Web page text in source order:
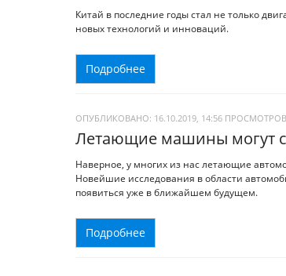
Китай в последние годы стал не только
новых технологий и инноваций.
Подробнее
ОПУБЛИКОВАНО: 16.10.2019, 14:56
Летающие машины могут
Наверное, у многих из нас летающие
Новейшие исследования в области
появиться уже в ближайшем будущем.
Подробнее